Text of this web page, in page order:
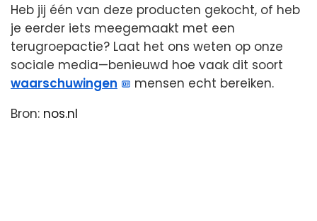
Heb jij één van deze producten gekocht, of heb
je eerder iets meegemaakt met een
terugroepactie? Laat het ons weten op onze
sociale media—benieuwd hoe vaak dit soort
waarschuwingen
mensen echt bereiken.
Bron: nos.nl